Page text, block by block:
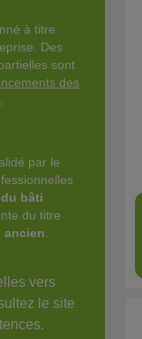
à titre
Des
sont
des
par le
bâti
du titre
ancien
vers
le site